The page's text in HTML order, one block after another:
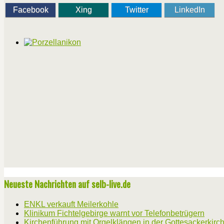
Facebook Xing Twitter LinkedIn
Neueste Nachrichten auf selb-live.de
ENKL verkauft Meilerkohle
Klinikum Fichtelgebirge warnt vor Telefonbetrügern
Kirchenführung mit Orgelklängen in der